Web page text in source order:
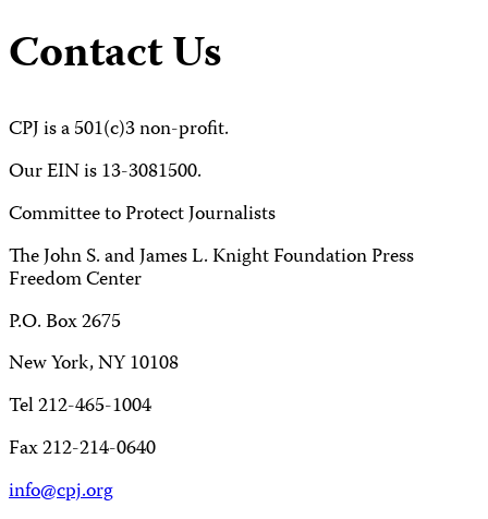
Contact Us
CPJ is a 501(c)3 non-profit.
Our EIN is 13-3081500.
Committee to Protect Journalists
The John S. and James L. Knight Foundation Press
Freedom Center
P.O. Box 2675
New York, NY 10108
Tel 212-465-1004
Fax 212-214-0640
info@cpj.org